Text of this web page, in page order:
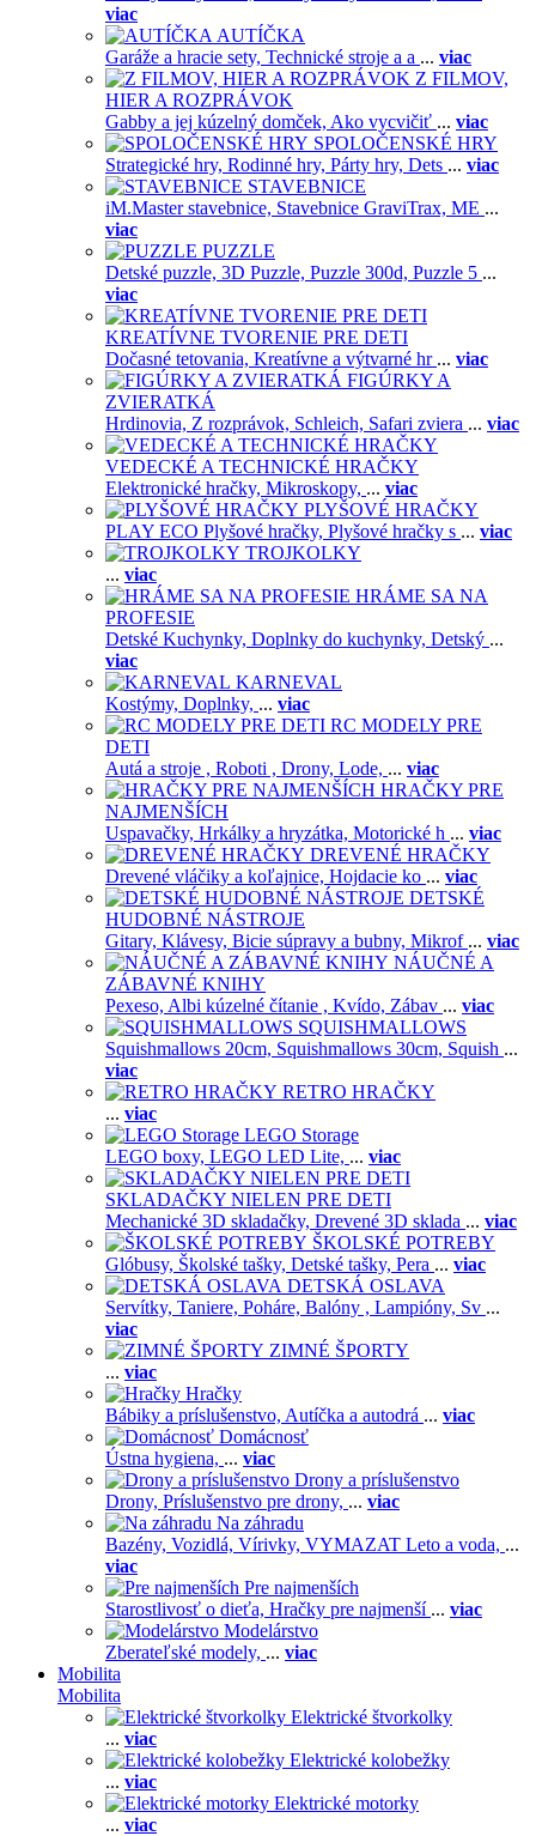
viac
AUTÍČKA
Garáže a hracie sety, Technické stroje a a ... viac
Z FILMOV,
HIER A ROZPRÁVOK
Gabby a jej kúzelný domček, Ako vycvičiť ... viac
SPOLOČENSKÉ HRY
Strategické hry, Rodinné hry, Párty hry, Dets ... viac
STAVEBNICE
iM.Master stavebnice, Stavebnice GraviTrax, ME ...
viac
PUZZLE
Detské puzzle, 3D Puzzle, Puzzle 300d, Puzzle 5 ...
viac
KREATÍVNE TVORENIE PRE DETI
Dočasné tetovania, Kreatívne a výtvarné hr ... viac
FIGÚRKY A
ZVIERATKÁ
Hrdinovia, Z rozprávok, Schleich, Safari zviera ... viac
VEDECKÉ A TECHNICKÉ HRAČKY
Elektronické hračky, Mikroskopy, ... viac
PLYŠOVÉ HRAČKY
PLAY ECO Plyšové hračky, Plyšové hračky s ... viac
TROJKOLKY
... viac
HRÁME SA NA
PROFESIE
Detské Kuchynky, Doplnky do kuchynky, Detský ...
viac
KARNEVAL
Kostýmy, Doplnky, ... viac
RC MODELY PRE
DETI
Autá a stroje , Roboti , Drony, Lode, ... viac
HRAČKY PRE
NAJMENŠÍCH
Uspavačky, Hrkálky a hryzátka, Motorické h ... viac
DREVENÉ HRAČKY
Drevené vláčiky a koľajnice, Hojdacie ko ... viac
DETSKÉ
HUDOBNÉ NÁSTROJE
Gitary, Klávesy, Bicie súpravy a bubny, Mikrof ... viac
NÁUČNÉ A
ZÁBAVNÉ KNIHY
Pexeso, Albi kúzelné čítanie , Kvído, Zábav ... viac
SQUISHMALLOWS
Squishmallows 20cm, Squishmallows 30cm, Squish ...
viac
RETRO HRAČKY
... viac
LEGO Storage
LEGO boxy, LEGO LED Lite, ... viac
SKLADAČKY NIELEN PRE DETI
Mechanické 3D skladačky, Drevené 3D sklada ... viac
ŠKOLSKÉ POTREBY
Glóbusy, Školské tašky, Detské tašky, Pera ... viac
DETSKÁ OSLAVA
Servítky, Taniere, Poháre, Balóny , Lampióny, Sv ...
viac
ZIMNÉ ŠPORTY
... viac
Hračky
Bábiky a príslušenstvo, Autíčka a autodrá ... viac
Domácnosť
Ústna hygiena, ... viac
Drony a príslušenstvo
Drony, Príslušenstvo pre drony, ... viac
Na záhradu
Bazény, Vozidlá, Vírivky, VYMAZAT Leto a voda, ...
viac
Pre najmenších
Starostlivosť o dieťa, Hračky pre najmenší ... viac
Modelárstvo
Zberateľské modely, ... viac
Mobilita
Mobilita
Elektrické štvorkolky
... viac
Elektrické kolobežky
... viac
Elektrické motorky
... viac